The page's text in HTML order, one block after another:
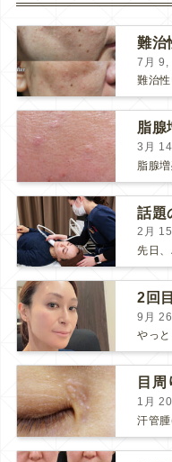
7月 9,
3月
2月
2回
9月
1月